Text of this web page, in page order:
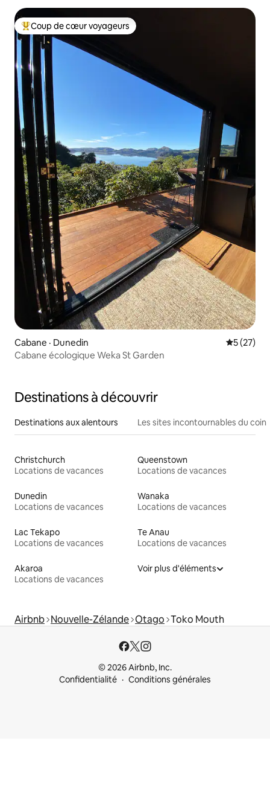
Coup de cœur voyageurs parmi les plus aimés
Coup de cœur voyageurs
Cabane · Dunedin Note
5 (27)
Cabane écologique Weka St Garden
Destinations à découvrir
Destinations aux alentours Les sites incontournables du coin
Christchurch
Locations de vacances
Queenstown
Locations de vacances
Dunedin
Locations de vacances
Wanaka
Locations de vacances
Lac Tekapo
Locations de vacances
Te Anau
Locations de vacances
Akaroa
Locations de vacances
Voir plus d'éléments
Airbnb Nouvelle-Zélande Otago Toko Mouth
© 2026 Airbnb, Inc.
Confidentialité
Conditions générales